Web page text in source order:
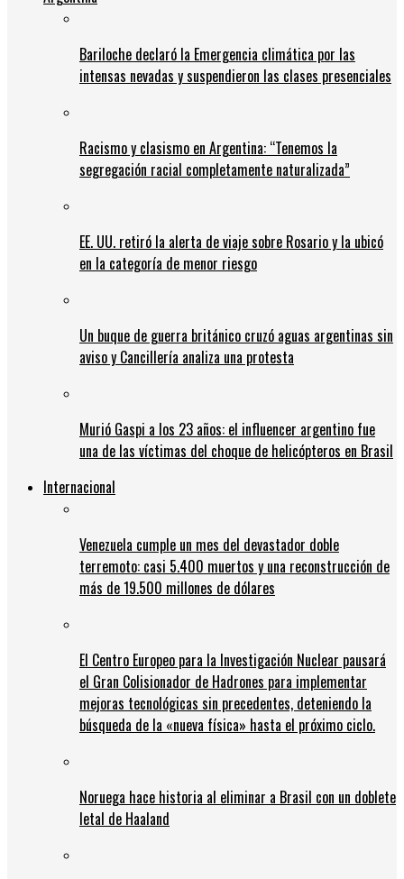
Bariloche declaró la Emergencia climática por las
intensas nevadas y suspendieron las clases presenciales
Racismo y clasismo en Argentina: “Tenemos la
segregación racial completamente naturalizada”
EE. UU. retiró la alerta de viaje sobre Rosario y la ubicó
en la categoría de menor riesgo
Un buque de guerra británico cruzó aguas argentinas sin
aviso y Cancillería analiza una protesta
Murió Gaspi a los 23 años: el influencer argentino fue
una de las víctimas del choque de helicópteros en Brasil
Internacional
Venezuela cumple un mes del devastador doble
terremoto: casi 5.400 muertos y una reconstrucción de
más de 19.500 millones de dólares
El Centro Europeo para la Investigación Nuclear pausará
el Gran Colisionador de Hadrones para implementar
mejoras tecnológicas sin precedentes, deteniendo la
búsqueda de la «nueva física» hasta el próximo ciclo.
Noruega hace historia al eliminar a Brasil con un doblete
letal de Haaland